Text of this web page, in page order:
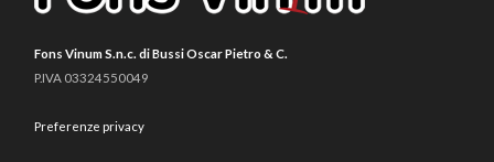
Fons Vinum S.n.c. di Bussi Oscar Pietro & C.
P.IVA 03324550049
Preferenze privacy